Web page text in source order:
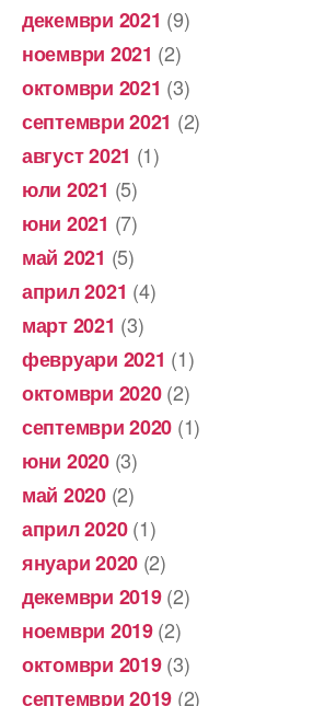
декември 2021 (9)
ноември 2021 (2)
октомври 2021 (3)
септември 2021 (2)
август 2021 (1)
юли 2021 (5)
юни 2021 (7)
май 2021 (5)
април 2021 (4)
март 2021 (3)
февруари 2021 (1)
октомври 2020(2)
септември 2020 (1)
юни 2020(3)
май 2020(2)
април 2020(1)
януари 2020 (2)
декември 2019(2)
ноември 2019(2)
октомври 2019(3)
септември 2019 (2)